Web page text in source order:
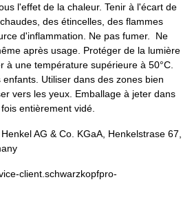
l'effet de la chaleur. Tenir à l'écart de
des étincelles, des flammes
d'inflammation. Ne pas fumer. Ne
après usage. Protéger de la lumière
à une température supérieure à 50°C.
Utiliser dans des zones bien
vers les yeux. Emballage à jeter dans
entièrement vidé.
Henkel AG & Co. KGaA, Henkelstrase 67,
client.schwarzkopfpro-